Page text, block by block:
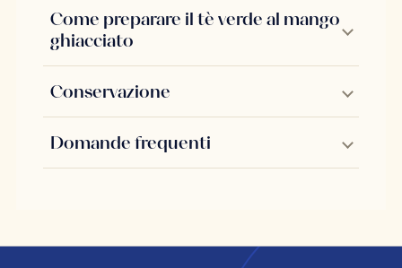
Come preparare il tè verde al mango
ghiacciato
Conservazione
Domande frequenti